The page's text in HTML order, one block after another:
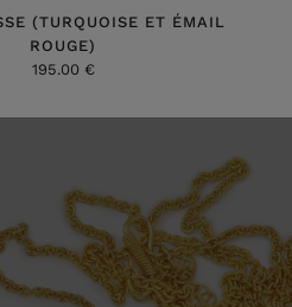
(TURQUOISE ET ÉMAIL
ROUGE)
195.00 €